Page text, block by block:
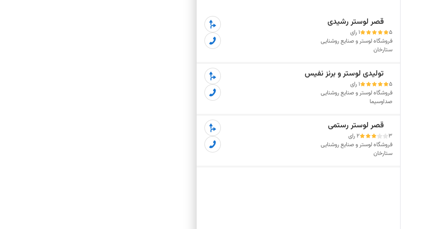
قصر لوستر رشیدی
5
1 رای
فروشگاه لوستر و صنایع روشنایی
ستارخان
تولیدی لوستر و برنز نفیس
5
1 رای
فروشگاه لوستر و صنایع روشنایی
صداوسیما
قصر لوستر رستمی
3
2 رای
فروشگاه لوستر و صنایع روشنایی
ستارخان